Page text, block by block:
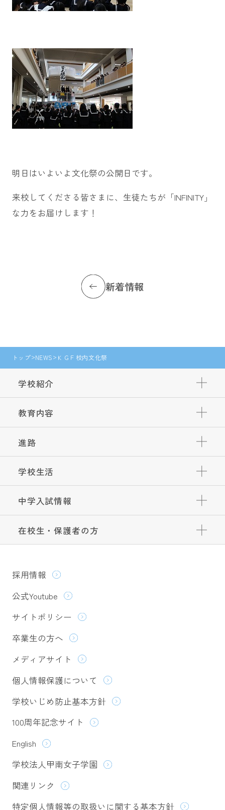
明日はいよいよ文化祭の公開日です。
来校してくださる皆さまに、生徒たちが「INFINITY」
な力をお届けします！
新着情報
トップ NEWS ＫＧＦ校内文化祭
学校紹介
教育内容
進路
学校生活
中学入試情報
在校生・保護者の方
採用情報
公式Youtube
サイトポリシー
卒業生の方へ
メディアサイト
個人情報保護について
学校いじめ防止基本方針
100周年記念サイト
English
学校法人甲南女子学園
関連リンク
特定個人情報等の取扱いに関する基本方針